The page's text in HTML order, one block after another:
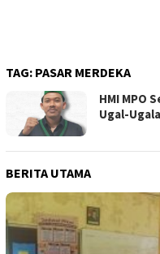
TAG: PASAR MERDEKA
HMI MPO
Ugal-
BERITA UTAMA